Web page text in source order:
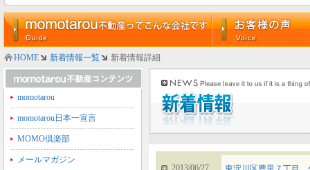
HOME 新着情報一覧 新着情報詳細
momotarou
momotarou日本一宣言
MOMO倶楽部
メールマガジン
2013/06/27